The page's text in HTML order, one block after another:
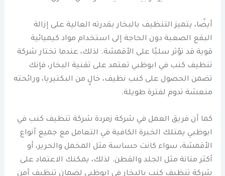
أيضًا، يتميز التنظيف بالبخار بقدرته العالية على إزالة
البقع الصعبة دون الحاجة إلى استخدام مواد كيميائية
قوية قد تؤثر سلبًا على الأقمشة. لذلك، عندما تختار شركة
تنظيف كنب في ابوظبي تعتمد على تقنية البخار، فإنك
تضمن الحصول على كنب نظيف، خالٍ من البكتيريا، ورائحته
منعشة تدوم لفترة طويلة.
كما أن فريق العمل في شركة زمردة شركة تنظيف كنب في
ابوظبي يمتلك الخبرة الكافية في التعامل مع جميع أنواع
الأقمشة، سواء كانت حساسة مثل المخمل والحرير، أو
أكثر متانة مثل الجلد والقطن. لذلك، يمكنك الاعتماد على
شركة تنظيف كنب بالبخار في ابوظبي لضمان تنظيف آمن